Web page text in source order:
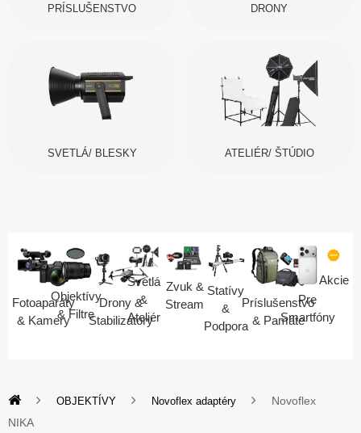
PRÍSLUŠENSTVO DRONY
SVETLÁ/ BLESKY ATELIÉR/ ŠTÚDIO
Fotoaparáty
& Kamery
Objektívy
& Filtre
Drony &
Stabilizátory
Svetlá
&
Ateliér
Zvuk &
Stream
Statívy
&
Podpora
Príslušenstvo
& Pamäte
Pre
Smartfóny
Akcie
OBJEKTÍVY Novoflex adaptéry
Novoflex
NIKA